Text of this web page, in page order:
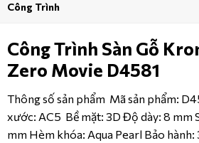
GIỚI THIỆU
TIN TỨC
CÔNG TRÌNH
Công Trình
Công Trình Sàn Gỗ
Zero Movie D4581
Thông số sản phẩm Mã sản phẩm:
xước: AC5 Bề mặt: 3D Độ dày: 8 mm
mm Hèm khóa: Aqua Pearl Bảo hành: